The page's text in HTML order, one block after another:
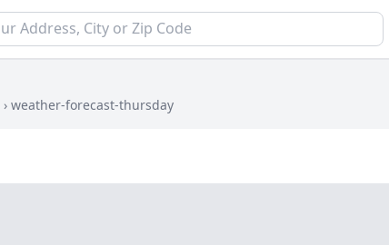
› weather-forecast-thursday